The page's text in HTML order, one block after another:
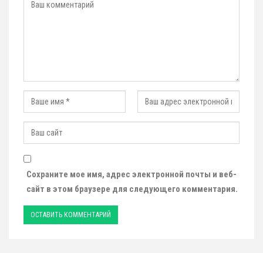
Сохраните мое имя, адрес электронной почты и веб-
сайт в этом браузере для следующего комментария.